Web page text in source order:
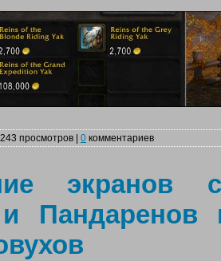
просмотров | 0 комментариев
экранов
Пандаренов